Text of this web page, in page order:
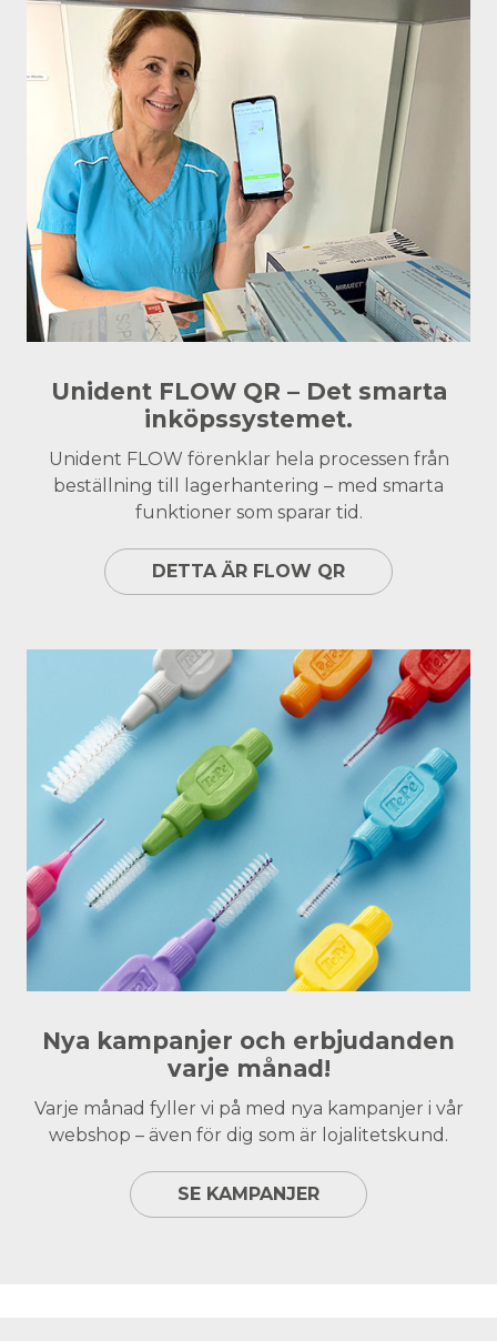
Unident FLOW QR – Det smarta
inköpssystemet.
Unident FLOW förenklar hela processen från
beställning till lagerhantering – med smarta
funktioner som sparar tid.
DETTA ÄR FLOW QR
Nya kampanjer och erbjudanden
varje månad!
Varje månad fyller vi på med nya kampanjer i vår
webshop – även för dig som är lojalitetskund.
SE KAMPANJER